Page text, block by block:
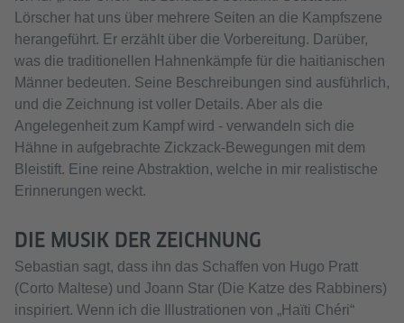
Lörscher hat uns über mehrere Seiten an die Kampfszene
herangeführt. Er erzählt über die Vorbereitung. Darüber,
was die traditionellen Hahnenkämpfe für die haitianischen
Männer bedeuten. Seine Beschreibungen sind ausführlich,
und die Zeichnung ist voller Details. Aber als die
Angelegenheit zum Kampf wird - verwandeln sich die
Hähne in aufgebrachte Zickzack-Bewegungen mit dem
Bleistift. Eine reine Abstraktion, welche in mir realistische
Erinnerungen weckt.
DIE MUSIK DER ZEICHNUNG
Sebastian sagt, dass ihn das Schaffen von Hugo Pratt
(Corto Maltese) und Joann Star (Die Katze des Rabbiners)
inspiriert. Wenn ich die Illustrationen von „Haïti Chéri“